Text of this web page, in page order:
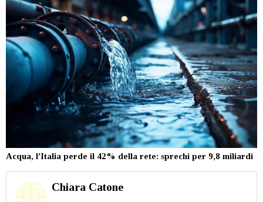
Acqua, l’Italia perde il 42% della rete: sprechi per 9,8 miliardi
Chiara Catone